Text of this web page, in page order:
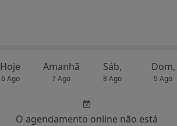
Hoje
6 Ago
Amanhã
7 Ago
Sáb,
8 Ago
Dom,
9 Ago
O agendamento online não está